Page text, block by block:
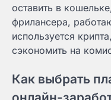
оставить в
фрилансера,
используется
сэкономить на
Как выбрать